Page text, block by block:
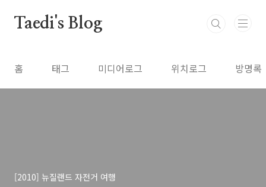
Taedi's Blog
홈 태그 미디어로그 위치로그 방명록
[2010] 뉴질랜드 자전거 여행